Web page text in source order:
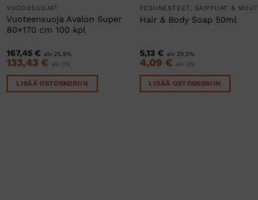
VUODESUOJAT
Vuoteensuoja Avalon Super
80×170 cm 100 kpl
167,45€ alv 25,5%
133,43€ alv 0%
LISÄÄ OSTOSKORIIN
PESUNESTEET, SAIPPUAT & MUUT
Hair & Body Soap 50ml
5,13 € alv 25,5%
4,09 € alv 0%
LISÄÄ OSTOSKORIIN